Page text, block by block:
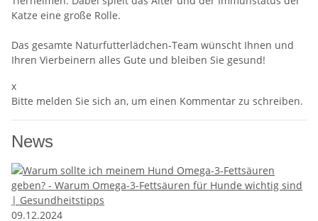
Katze eine große Rolle.
Das gesamte Naturfutterlädchen-Team wünscht Ihnen und
Ihren Vierbeinern alles Gute und bleiben Sie gesund!
x
Bitte melden Sie sich an, um einen Kommentar zu schreiben.
News
09.12.2024